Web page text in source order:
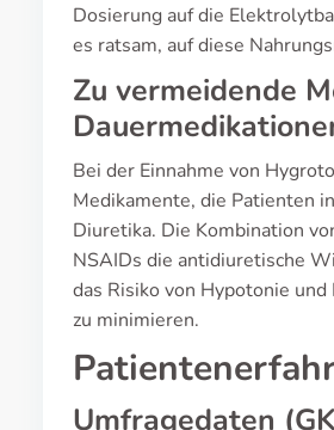
Dosierung auf die
es ratsam, auf diese
Zu vermeidende
Bei der Einnahme von
Medikamente, die Patienten
Diuretika. Die Kombination
NSAIDs die antidiuretische
das Risiko von Hypotonie
zu minimieren.
Umfragedaten